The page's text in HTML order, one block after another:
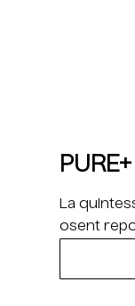
PURE+
La
osent